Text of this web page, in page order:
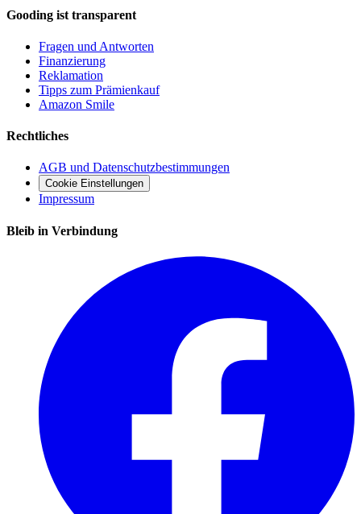
Gooding ist transparent
Fragen und Antworten
Finanzierung
Reklamation
Tipps zum Prämienkauf
Amazon Smile
Rechtliches
AGB und Datenschutzbestimmungen
Cookie Einstellungen
Impressum
Bleib in Verbindung